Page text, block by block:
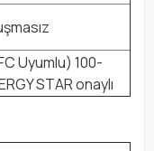
Uyumlu) 100-
STAR onaylı